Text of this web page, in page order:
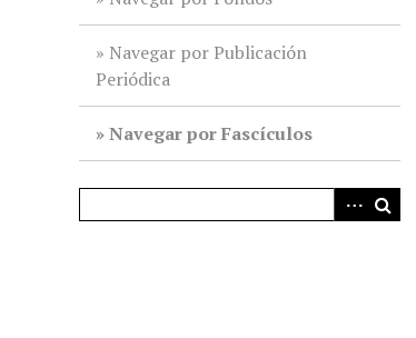
Navegar por Publicación
Periódica
Navegar por Fascículos